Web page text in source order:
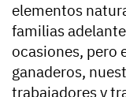
elementos
familias
ocasiones, pero
ganaderos,
trabajadores y